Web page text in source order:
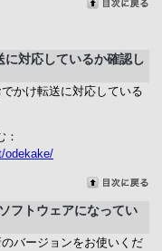
に対応しているか確認し
かけ転送に対応している
odekake/
フトウェアになってい
バージョンをお使いくだ